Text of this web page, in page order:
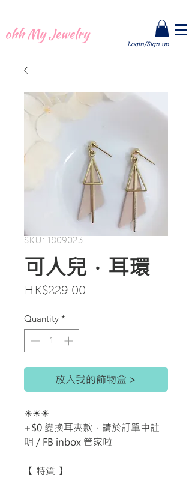
Login/Sign up
ohh My Jewelry
SKU: 1809023
可人兒．耳環
HK$229.00
Quantity *
放入我的飾物盒 >
☀☀☀
+$0 變換耳夾款，請於訂單中註
明 / FB inbox 管家啦
【 特質 】